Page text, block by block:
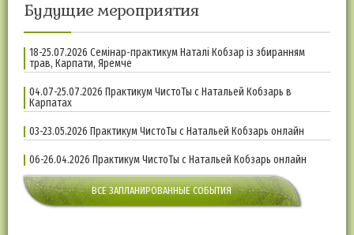
Будущие мероприятия
18-25.07.2026 Семінар-практикум Наталі Кобзар із збиранням
трав, Карпати, Яремче
04.07-25.07.2026 Практикум ЧистоТы с Натальей Кобзарь в
Карпатах
03-23.05.2026 Практикум ЧистоТы с Натальей Кобзарь онлайн
06-26.04.2026 Практикум ЧистоТы с Натальей Кобзарь онлайн
ВСЕ ЗАПЛАНИРОВАННЫЕ СОБЫТИЯ